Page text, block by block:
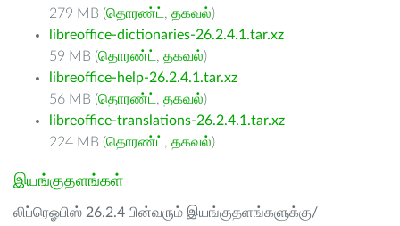
279 MB (தொரண்ட் , தகவல்)
libreoffice-dictionaries-26.2.4.1.tar.xz
59 MB (தொரண்ட் , தகவல்)
libreoffice-help-26.2.4.1.tar.xz
56 MB (தொரண்ட் , தகவல்)
libreoffice-translations-26.2.4.1.tar.xz
224 MB (தொரண்ட் , தகவல்)
இயங்குதளங்கள்
லிப்ரெஓபிஸ் 26.2.4 பின்வரும் இயங்குதளங்களுக்கு/